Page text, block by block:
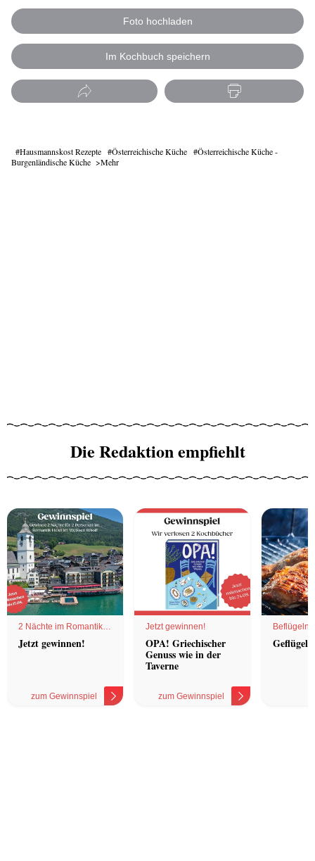
Foto hochladen
Im Kochbuch speichern
Hausmannskost Rezepte Österreichische Küche
Österreichische Küche -
Burgenländische Küche
Mehr
Die Redaktion empfiehlt
2 Nächte im Romantik
Hotel
Jetzt gewinnen!
zum Gewinnspiel
Jetzt gewinnen!
OPA! Griechischer
Genuss wie in der
Taverne
zum Gewinnspiel
Geflügel